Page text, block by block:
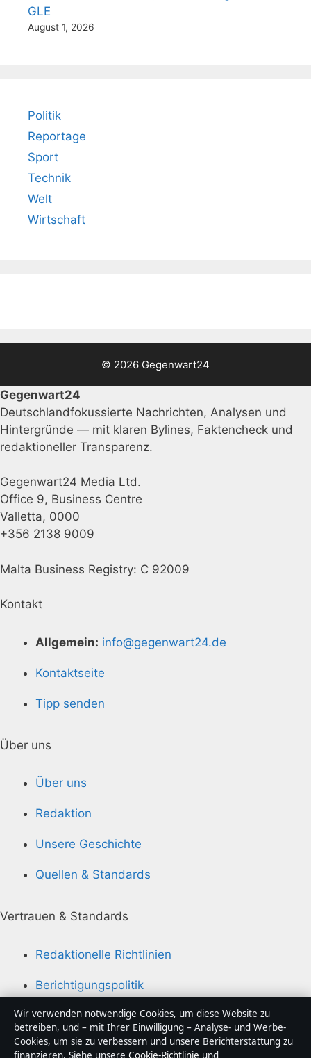
GLE
August 1, 2026
Politik
Reportage
Sport
Technik
Welt
Wirtschaft
© 2026 Gegenwart24
Gegenwart24
Deutschlandfokussierte Nachrichten, Analysen und
Hintergründe — mit klaren Bylines, Faktencheck und
redaktioneller Transparenz.
Gegenwart24 Media Ltd.
Office 9, Business Centre
Valletta, 0000
+356 2138 9009
Malta Business Registry: C 92009
Kontakt
Allgemein: info@gegenwart24.de
Kontaktseite
Tipp senden
Über uns
Über uns
Redaktion
Unsere Geschichte
Quellen & Standards
Vertrauen & Standards
Redaktionelle Richtlinien
Berichtigungspolitik
Barrierefreiheitserklärung
Datenschutzerklärung
Wir verwenden notwendige Cookies, um diese Website zu
betreiben, und – mit Ihrer Einwilligung – Analyse- und Werbe-
Cookies, um sie zu verbessern und unsere Berichterstattung zu
finanzieren. Siehe unsere Cookie-Richtlinie und